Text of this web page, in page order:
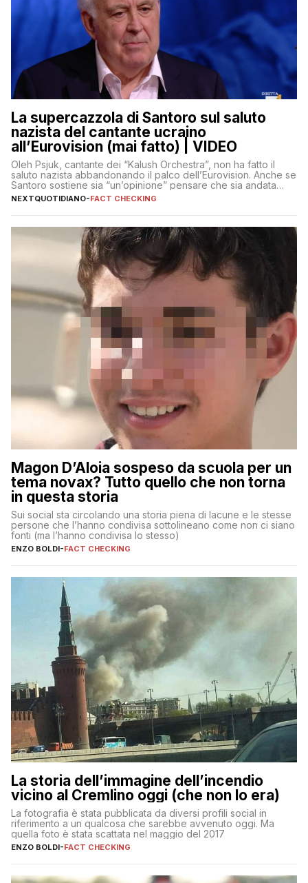
La supercazzola di Santoro sul saluto
nazista del cantante ucraino
all’Eurovision (mai fatto) | VIDEO
Oleh Psjuk, cantante dei “Kalush Orchestra”, non ha fatto il
saluto nazista abbandonando il palco dell’Eurovision. Anche se
Santoro sostiene sia “un’opinione” pensare che sia andata
così
NEXTQUOTIDIANO-FACT CHECKING
Magon D’Aloia sospeso da scuola per un
tema novax? Tutto quello che non torna
in questa storia
Sui social sta circolando una storia piena di lacune e le stesse
persone che l’hanno condivisa sottolineano come non ci siano
fonti (ma l’hanno condivisa lo stesso)
ENZO BOLDI-FACT CHECKING
La storia dell’immagine dell’incendio
vicino al Cremlino oggi (che non lo era)
La fotografia è stata pubblicata da diversi profili social in
riferimento a un qualcosa che sarebbe avvenuto oggi. Ma
quella foto è stata scattata nel maggio del 2017
ENZO BOLDI-FACT CHECKING